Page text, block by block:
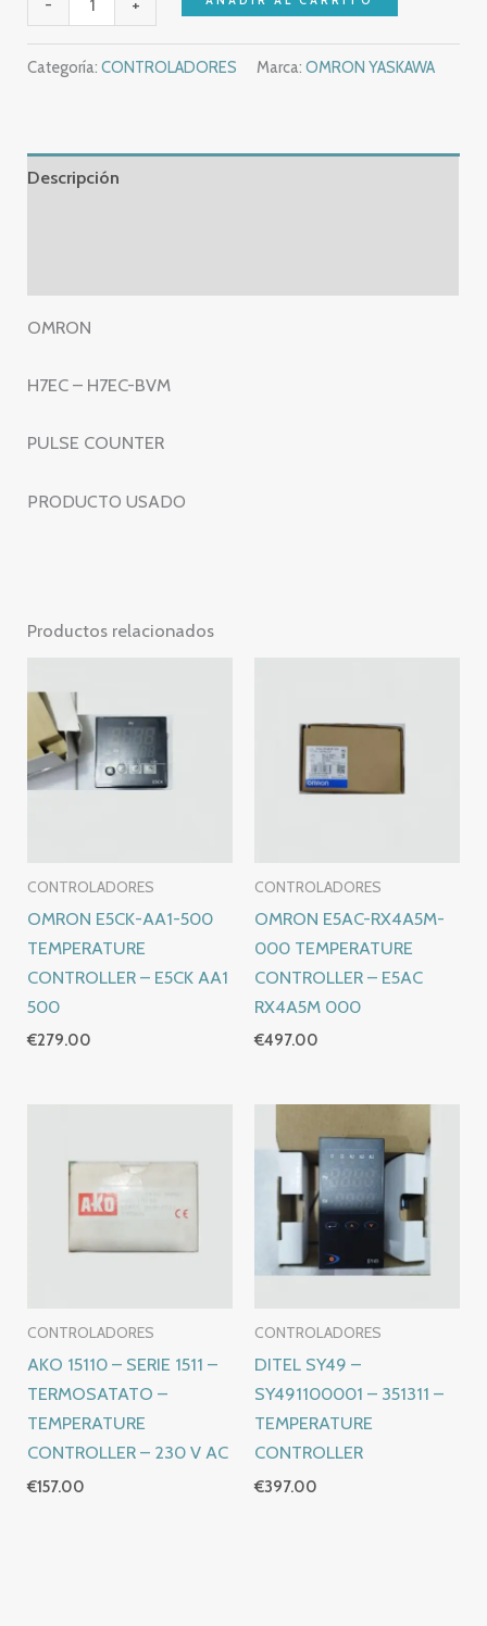
H7EC
–
COUNTER
CONTADOR
PULSOS
Categoría:CONTROLADORES Marca:OMRON YASKAWA
Descripción
OMRON
H7EC – H7EC-BVM
PULSE COUNTER
PRODUCTO USADO
Productos relacionados
CONTROLADORES
OMRON E5CK-AA1-500
TEMPERATURE
CONTROLLER – E5CK AA1
500
€279.00
CONTROLADORES
OMRON E5AC-RX4A5M-
000 TEMPERATURE
CONTROLLER – E5AC
RX4A5M 000
€497.00
CONTROLADORES
AKO 15110 – SERIE 1511 –
TERMOSATATO –
TEMPERATURE
CONTROLLER – 230 V AC
€157.00
CONTROLADORES
DITEL SY49 –
SY491100001 – 351311 –
TEMPERATURE
CONTROLLER
€397.00